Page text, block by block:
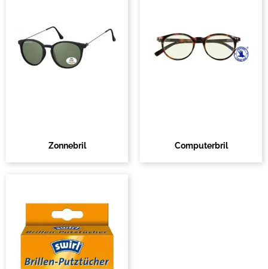
Zonnebril Computerbril